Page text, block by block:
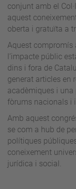
conjunt amb el
aquest
oberta i gratuïta a
Aquest compromís
l’impacte públic
dins i fora de
generat articles en
acadèmiques i
fòrums nacionals i
Amb aquest
se com a hub de
polítiques
coneixement
jurídica i social.